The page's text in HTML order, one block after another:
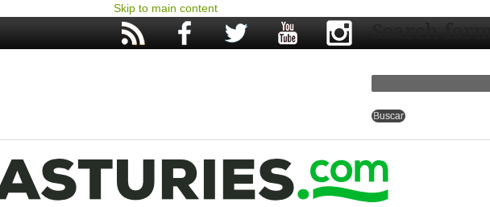
Skip to main content
Search form